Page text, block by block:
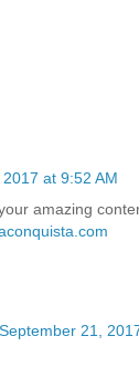
at 9:52 AM
amazing
September 21,